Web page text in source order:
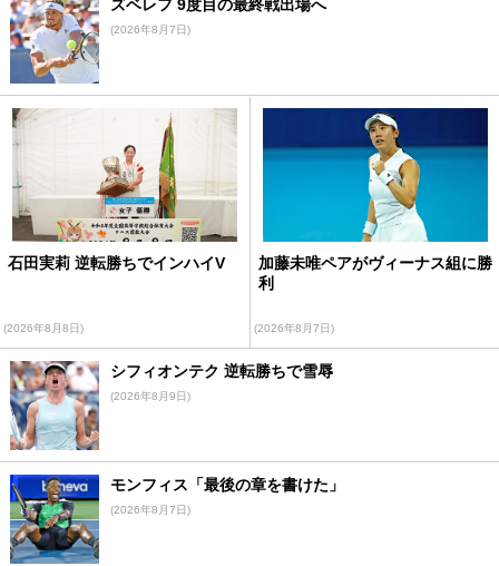
ズベレフ 9度目の最終戦出場へ
(2026年8月7日)
石田実莉 逆転勝ちでインハイV
(2026年8月8日)
加藤未唯ペアがヴィーナス組に勝
利
(2026年8月7日)
シフィオンテク 逆転勝ちで雪辱
(2026年8月9日)
モンフィス「最後の章を書けた」
(2026年8月7日)